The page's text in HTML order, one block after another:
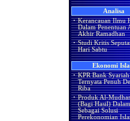
Analisa
· Kerancauan Ilmu
Dalam Penentuan
Akhir Ramadhan
· Studi Kritis
Hari Sabtu
Ekonomi
· KPR Bank Syariah
Ternyata Penuh
Riba
· Produk Al-
(Bagi Hasil)
Sebagai Solusi
Perekonomian